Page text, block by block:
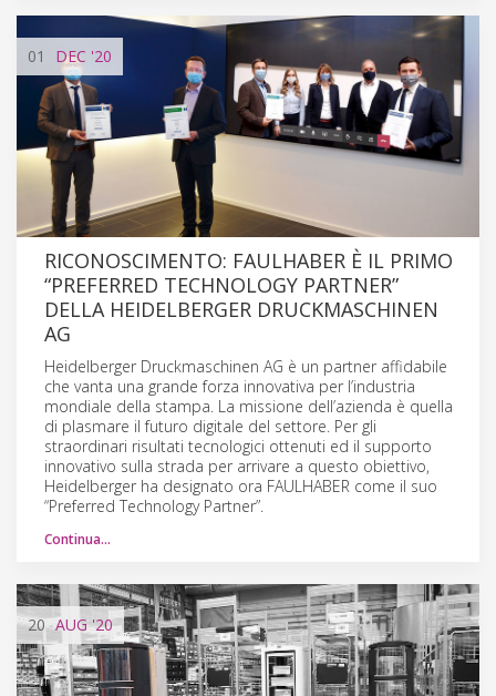
01 DEC '20
RICONOSCIMENTO: FAULHABER È IL PRIMO
“PREFERRED TECHNOLOGY PARTNER”
DELLA HEIDELBERGER DRUCKMASCHINEN
AG
Heidelberger Druckmaschinen AG è un partner affidabile
che vanta una grande forza innovativa per l’industria
mondiale della stampa. La missione dell’azienda è quella
di plasmare il futuro digitale del settore. Per gli
straordinari risultati tecnologici ottenuti ed il supporto
innovativo sulla strada per arrivare a questo obiettivo,
Heidelberger ha designato ora FAULHABER come il suo
“Preferred Technology Partner”.
Continua…
20 AUG'20